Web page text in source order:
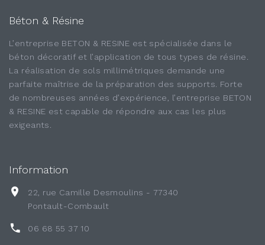
Béton & Résine
L’entreprise BETON & RESINE est spécialisée dans le
béton décoratif et l’application de tous types de résine.
La réalisation de sols millimétriques demande une
parfaite maîtrise de la préparation des supports. Forte
de nombreuses années d’expérience, l’entreprise BETON
& RESINE est capable de répondre aux cas les plus
exigeants.
Information
22, rue Camille Desmoulins - 77340
Pontault-Combault
06 68 55 37 10